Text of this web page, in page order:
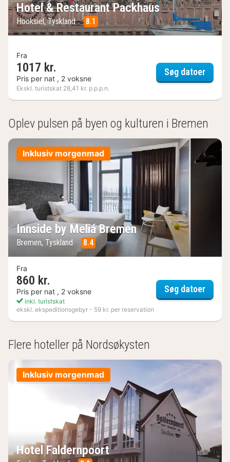
Hotel & Restaurant Packhaus
Hooksiel, Tyskland 8.1
Fra
1017 kr.
Pris per nat , 2 voksne
Ekskl. turistskat 28,41 kr. p.p.p.n.
Søg datoerHotel
resultater)
Oplev pulsen på byen og kulturen i Bremen
Inklusiv morgenmad
Innside by Meliá Bremen
Bremen, Tyskland 8.4
Fra
860 kr.
Pris per nat , 2 voksne
inkl. turistskat
ekskl. ekspeditionsgebyr - 59 kr. per reservation
Søg datoer
result)
Flere hoteller på Nordsøkysten
Inklusiv morgenmad
Hotel Faldernpoort